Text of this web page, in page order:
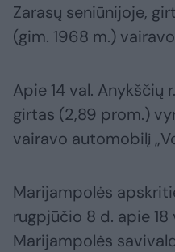
Zarasų seniūnijoje,
(gim. 1968 m.)
Apie 14 val. Anykščių
girtas (2,89 prom.)
vairavo automobilį
Marijampolės
rugpjūčio 8 d. apie 18
Marijampolės